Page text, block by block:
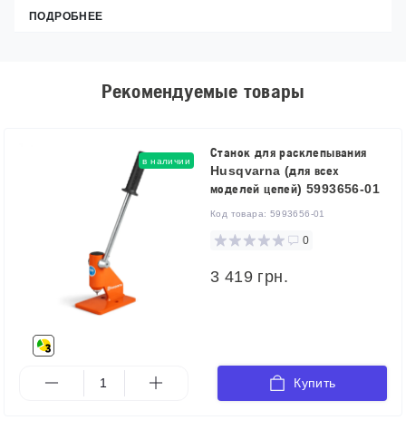
ПОДРОБНЕЕ
Рекомендуемые товары
в наличии
Станок для расклепывания
Husqvarna (для всех
моделей цепей) 5993656-01
Код товара: 5993656-01
0
3 419 грн.
Купить